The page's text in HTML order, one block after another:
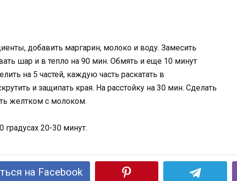
добавить маргарин, молоко и воду. Замесить
шар и в тепло на 90 мин. Обмять и еще 10 минут
на 5 частей, каждую часть раскатать в
и защипать края. На расстойку на 30 мин. Сделать
желтком с молоком.
градусах 20-30 минут.
на Facebook